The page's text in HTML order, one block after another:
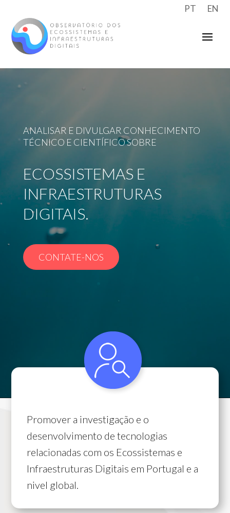
PT EN
ANALISAR E DIVULGAR CONHECIMENTO
TÉCNICO E CIENTÍFICO SOBRE
ECOSSISTEMAS E
INFRAESTRUTURAS
DIGITAIS.
CONTATE-NOS
Promover a investigação e o
desenvolvimento de tecnologias
relacionadas com os Ecossistemas e
Infraestruturas Digitais em Portugal e a
nivel global.